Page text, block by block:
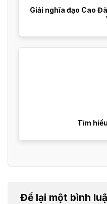
Giải nghĩa đạo Cao
Tìm
Để lại một bình